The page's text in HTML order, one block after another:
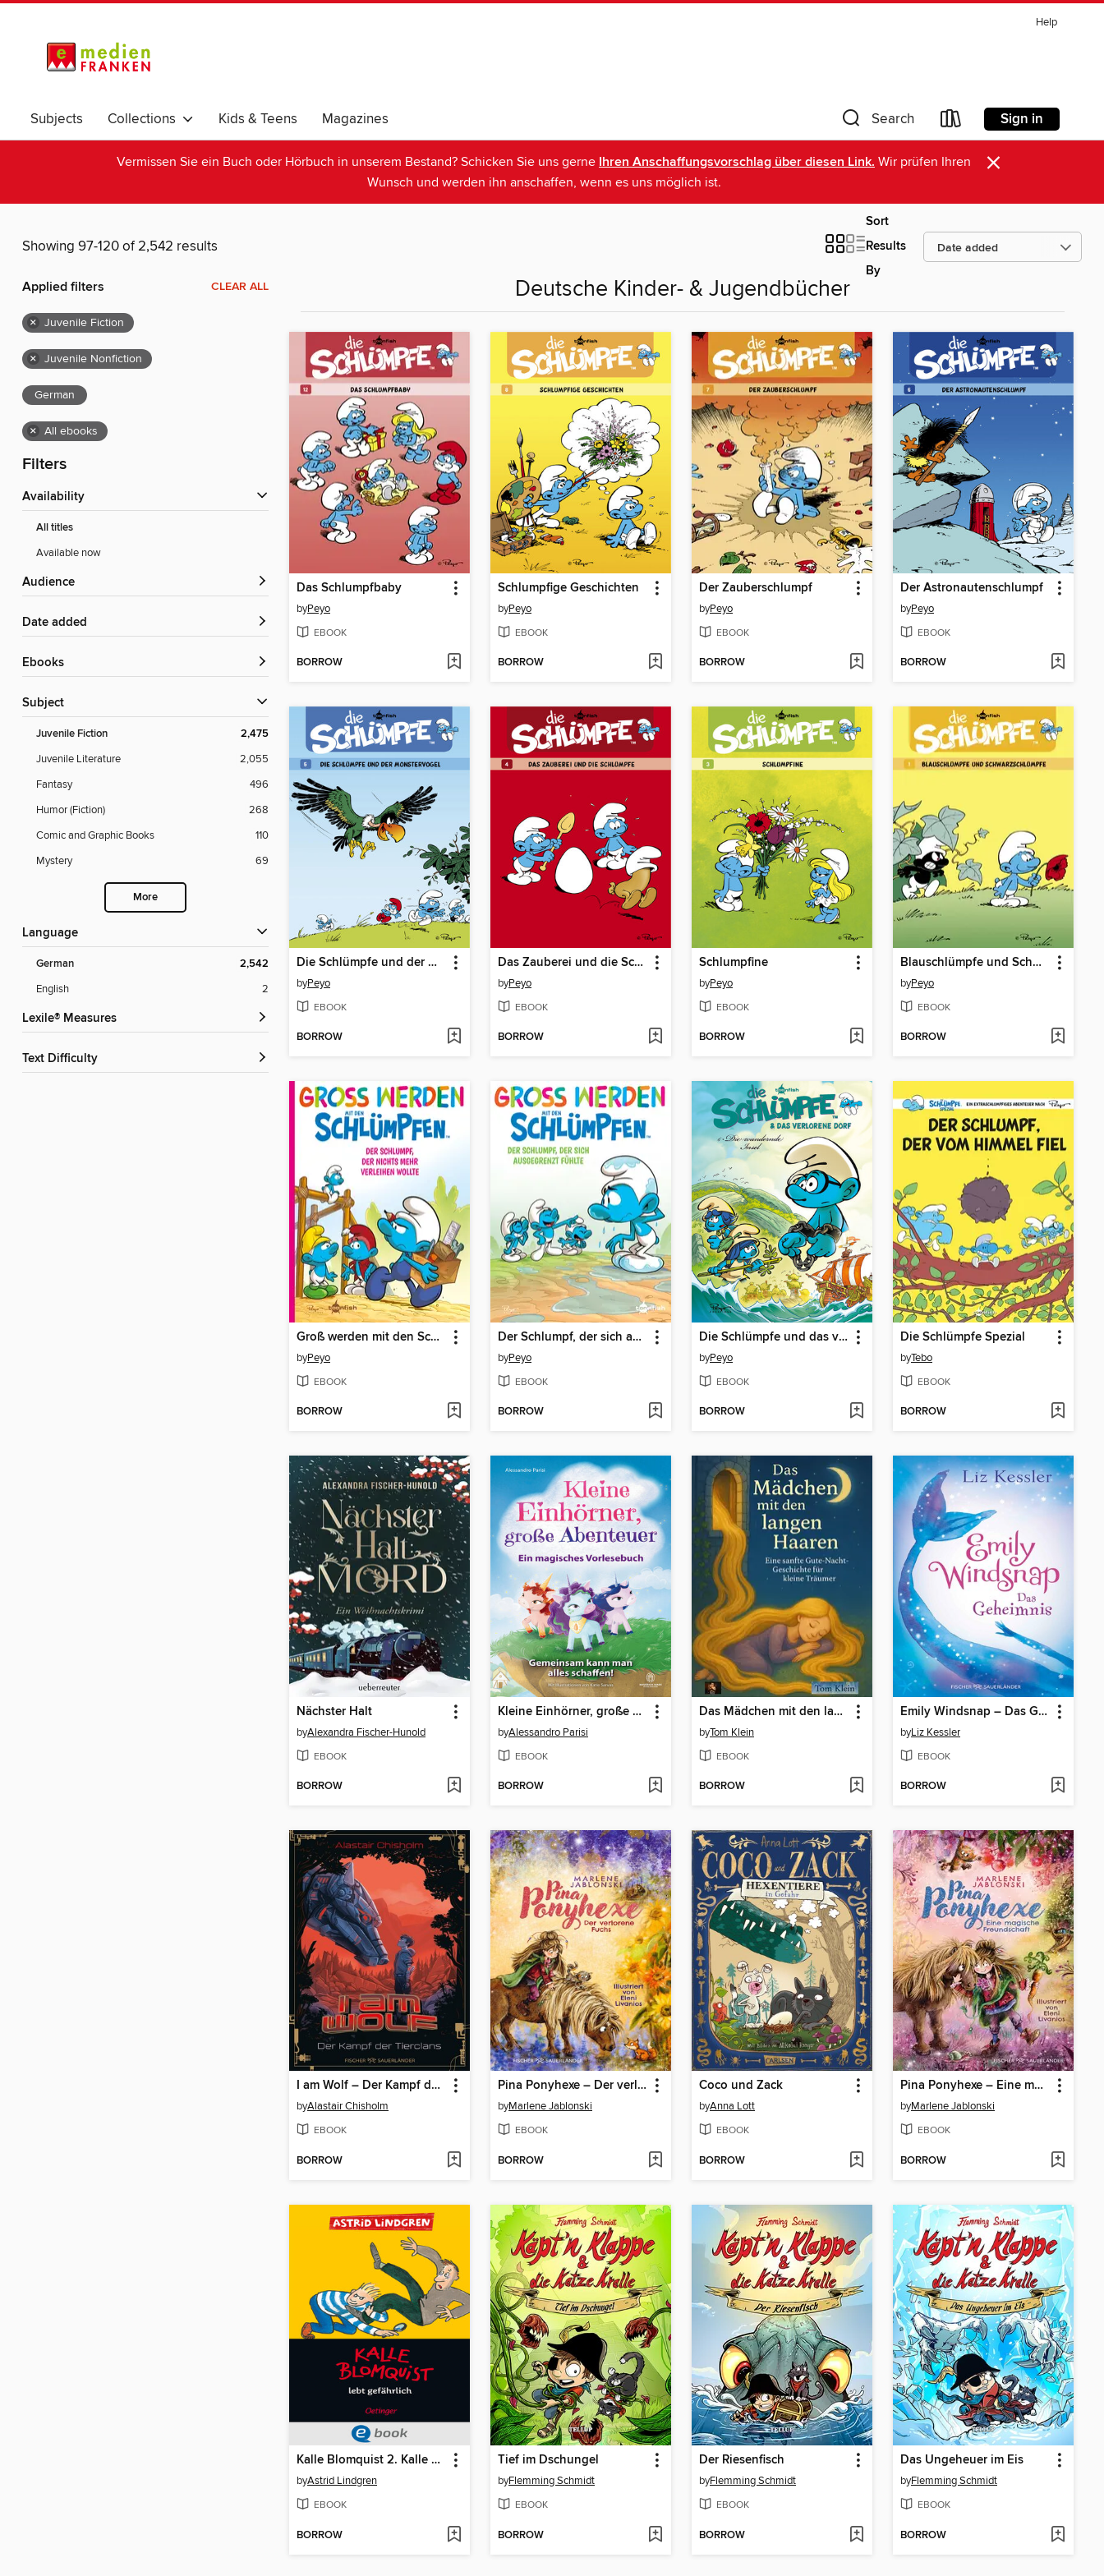
Help
Subjects Collections Kids & Teens Magazines Search Sign in
Vermissen Sie ein Buch oder Hörbuch in unserem Bestand? Schicken Sie uns gerne Ihren Anschaffungsvorschlag über diesen Link. Wir prüfen Ihren
Wunsch und werden ihn anschaffen, wenn es uns möglich ist.
×
Showing 97-120 of 2,542 results
Sort
Results
By
Applied filters CLEAR ALL
× Juvenile Fiction
× Juvenile Nonfiction
German
× All ebooks
Filters
Availability
All titles
Available now
Audience
Date added
ebooks
Subject
Juvenile Fiction 2,475
Juvenile Literature
2,055
Fantasy
496
Humor (Fiction)
268
Comic and Graphic Books
110
Mystery
69
More
Language
German 2,542
English 2
Lexile® Measures
Text Difficulty
Deutsche Kinder- & Jugendbücher
Das Schlumpfbaby
byPeyo
EBOOK
BORROW
Schlumpfige Geschichten
byPeyo
EBOOK
BORROW
Der Zauberschlumpf
byPeyo
EBOOK
BORROW
Der Astronautenschlumpf
byPeyo
EBOOK
BORROW
Die Schlümpfe und der Monstervogel
byPeyo
EBOOK
BORROW
Das Zauberei und die Schlümpfe
byPeyo
EBOOK
BORROW
Schlumpfine
byPeyo
EBOOK
BORROW
Blauschlümpfe und Schwarzschlümpfe
byPeyo
EBOOK
BORROW
Groß werden mit den Schlümpfen
byPeyo
EBOOK
BORROW
Der Schlumpf, der sich ausgegrenzt fühlte
byPeyo
EBOOK
BORROW
Die Schlümpfe und das verlorene Dorf. Band 6
byPeyo
EBOOK
BORROW
Die Schlümpfe Spezial
byTebo
EBOOK
BORROW
Nächster Halt
byAlexandra Fischer-Hunold
EBOOK
BORROW
Kleine Einhörner, große Abenteuer – Ein magisches Vorlesebuch
byAlessandro Parisi
EBOOK
BORROW
Das Mädchen mit den langen Haaren
byTom Klein
EBOOK
BORROW
Emily Windsnap – Das Geheimnis
byLiz Kessler
EBOOK
BORROW
I am Wolf – Der Kampf der Tierclans
byAlastair Chisholm
EBOOK
BORROW
Pina Ponyhexe – Der verlorene Fuchs
byMarlene Jablonski
EBOOK
BORROW
Coco und Zack
byAnna Lott
EBOOK
BORROW
Pina Ponyhexe – Eine magische Freundschaft
byMarlene Jablonski
EBOOK
BORROW
Kalle Blomquist 2. Kalle Blomquist lebt gefährlich
byAstrid Lindgren
EBOOK
BORROW
Tief im Dschungel
byFlemming Schmidt
EBOOK
BORROW
Der Riesenfisch
byFlemming Schmidt
EBOOK
BORROW
Das Ungeheuer im Eis
byFlemming Schmidt
EBOOK
BORROW